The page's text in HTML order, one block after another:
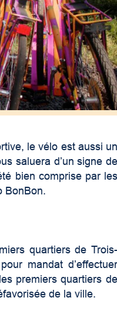
le vélo est aussi un
saluera d’un signe de
bien comprise par les
BonBon.
quartiers de Trois-
mandat d’effectuer
premiers quartiers de
de la ville.